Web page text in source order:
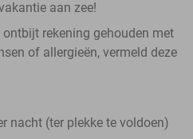
aan zee!
rekening gehouden met
of allergieën, vermeld deze
nacht (ter plekke te voldoen)